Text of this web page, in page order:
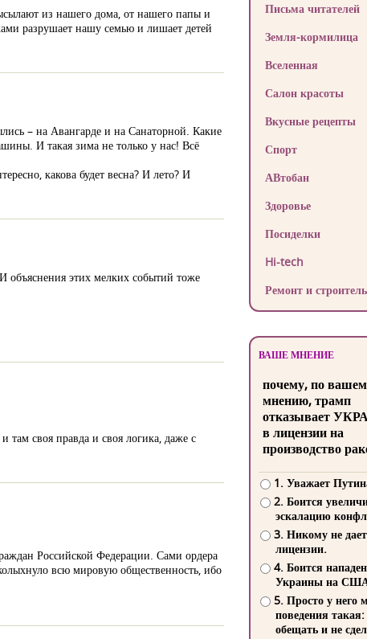
из нашего дома, от нашего папы и
разрушает нашу семью и лишает детей
– на Авангарде и на Санаторной. Какие
И такая зима не только у нас! Всё
какова будет весна? И лето? И
объяснения этих мелких событий тоже
там своя правда и своя логика, даже с
Российской Федерации. Сами ордера
всю мировую общественность, ибо
Письма читателей
Земля-кормилица
Вселенная
Салон красоты
Вкусные рецепты
Спорт
АВтобан
Здоровье
Посиделки
Hi-tech
Ремонт и
ВАШЕ МНЕНИЕ
почему, по
мнению, трамп
отказывает
в лицензии на
производство
1. Уважает
2. Боится
эскалацию
3. Никому не
лицензии.
4. Боится
Украины на
5. Просто у него
поведения такая:
обещать и не